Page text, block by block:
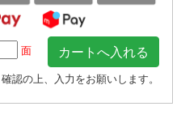
面
認の上、入力をお願いします。